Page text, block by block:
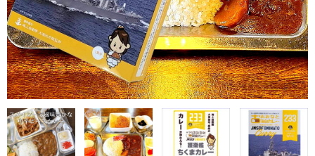
チビせん（プリント小判）
デカせん（プリント大判）
プリントマシュマロ
プリントシート
必勝祈願/合格祈願